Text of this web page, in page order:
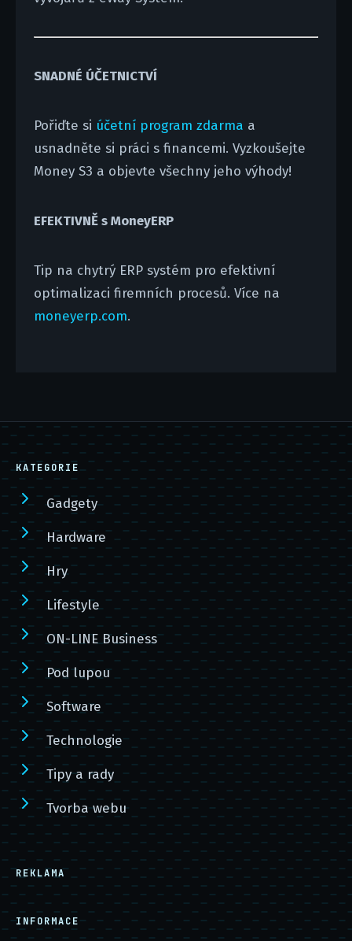
SNADNÉ ÚČETNICTVÍ
Pořiďte si účetní program zdarma a
usnadněte si práci s financemi. Vyzkoušejte
Money S3 a objevte všechny jeho výhody!
EFEKTIVNĚ s MoneyERP
Tip na chytrý ERP systém pro efektivní
optimalizaci firemních procesů. Více na
moneyerp.com.
KATEGORIE
Gadgety
Hardware
Hry
Lifestyle
ON-LINE Business
Pod lupou
Software
Technologie
Tipy a rady
Tvorba webu
REKLAMA
INFORMACE